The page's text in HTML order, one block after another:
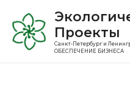
Проекты
Санкт-Петербург и
ОБЕСПЕЧЕНИЕ БИЗНЕСА